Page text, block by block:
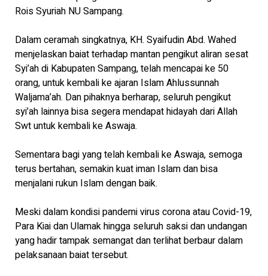
Rois Syuriah NU Sampang.
Dalam ceramah singkatnya, KH. Syaifudin Abd. Wahed
menjelaskan baiat terhadap mantan pengikut aliran sesat
Syi’ah di Kabupaten Sampang, telah mencapai ke 50
orang, untuk kembali ke ajaran Islam Ahlussunnah
Waljama’ah. Dan pihaknya berharap, seluruh pengikut
syi’ah lainnya bisa segera mendapat hidayah dari Allah
Swt untuk kembali ke Aswaja.
Sementara bagi yang telah kembali ke Aswaja, semoga
terus bertahan, semakin kuat iman Islam dan bisa
menjalani rukun Islam dengan baik.
Meski dalam kondisi pandemi virus corona atau Covid-19,
Para Kiai dan Ulamak hingga seluruh saksi dan undangan
yang hadir tampak semangat dan terlihat berbaur dalam
pelaksanaan baiat tersebut.